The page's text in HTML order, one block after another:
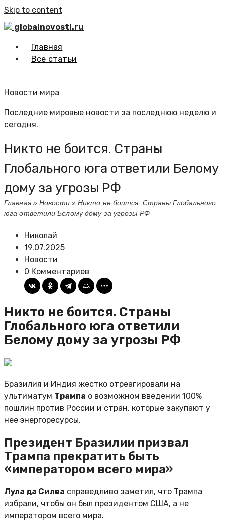
Skip to content
globalnovosti.ru
Главная
Все статьи
Новости мира
Последние мировые новости за последнюю неделю и
сегодня.
Никто не боится. Страны
Глобального юга ответили Белому
дому за угрозы РФ
Главная»Новости»Никто не боится. Страны Глобального
юга ответили Белому дому за угрозы РФ
Николай
19.07.2025
Новости
0 Комментариев
Никто не боится. Страны
Глобального юга ответили
Белому дому за угрозы РФ
Бразилия и Индия жестко отреагировали на
ультиматум Трампа о возможном введении 100%
пошлин против России и стран, которые закупают у
нее энергоресурсы.
Президент Бразилии призвал
Трампа прекратить быть
«императором всего мира»
Лула да Силва справедливо заметил, что Трампа
избрали, чтобы он был президентом США, а не
императором всего мира.